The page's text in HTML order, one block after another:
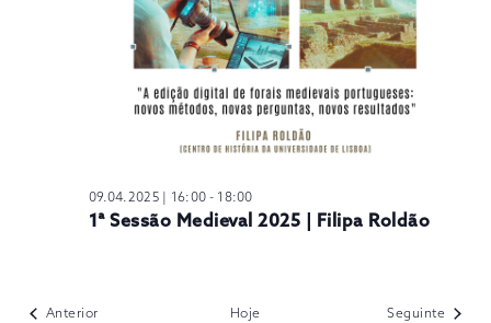
09.04.2025 | 16:00 - 18:00
1ª Sessão Medieval 2025 | Filipa Roldão
AnteriorEventos Hoje Seguinte